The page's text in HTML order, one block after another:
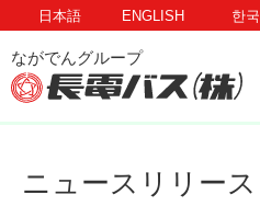
日本語 ENGLISH 한국
ニュースリリース